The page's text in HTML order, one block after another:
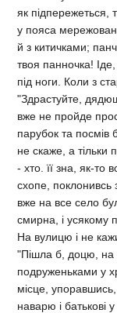
як пiдпережеться,
у пояса
й з китичками;
твоя панночка!
пiд ноги. Коли з
"Здрастуйте,
вже не пройде
парубок та посмiв
не скаже, а тiльки
- хто. її зна, як-то
схопе,
вже на все село
смирна, i усякому
На вулицю i не
"Пiшла б, доцю, на
подруженьками у
мiсце,
наварю i батьковi